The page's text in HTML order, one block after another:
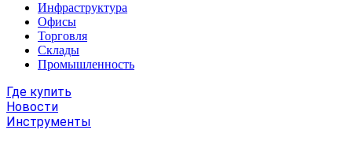
Инфраструктура
Офисы
Торговля
Склады
Промышленность
Где купить
Новости
Инструменты